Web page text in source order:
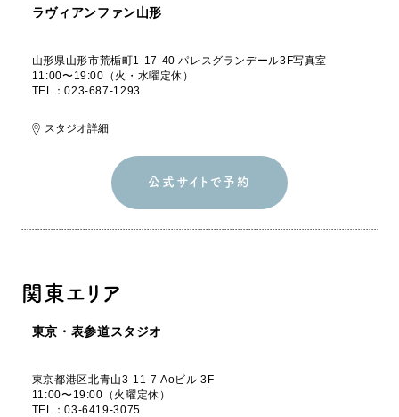
ラヴィアンファン山形
山形県山形市荒楯町1-17-40 パレスグランデール3F写真室
11:00〜19:00（火・水曜定休）
TEL：023-687-1293
スタジオ詳細
公式サイトで予約
公式サイトで予約
関東エリア
東京・表参道スタジオ
東京都港区北青山3-11-7 Aoビル 3F
11:00〜19:00（火曜定休）
TEL：03-6419-3075